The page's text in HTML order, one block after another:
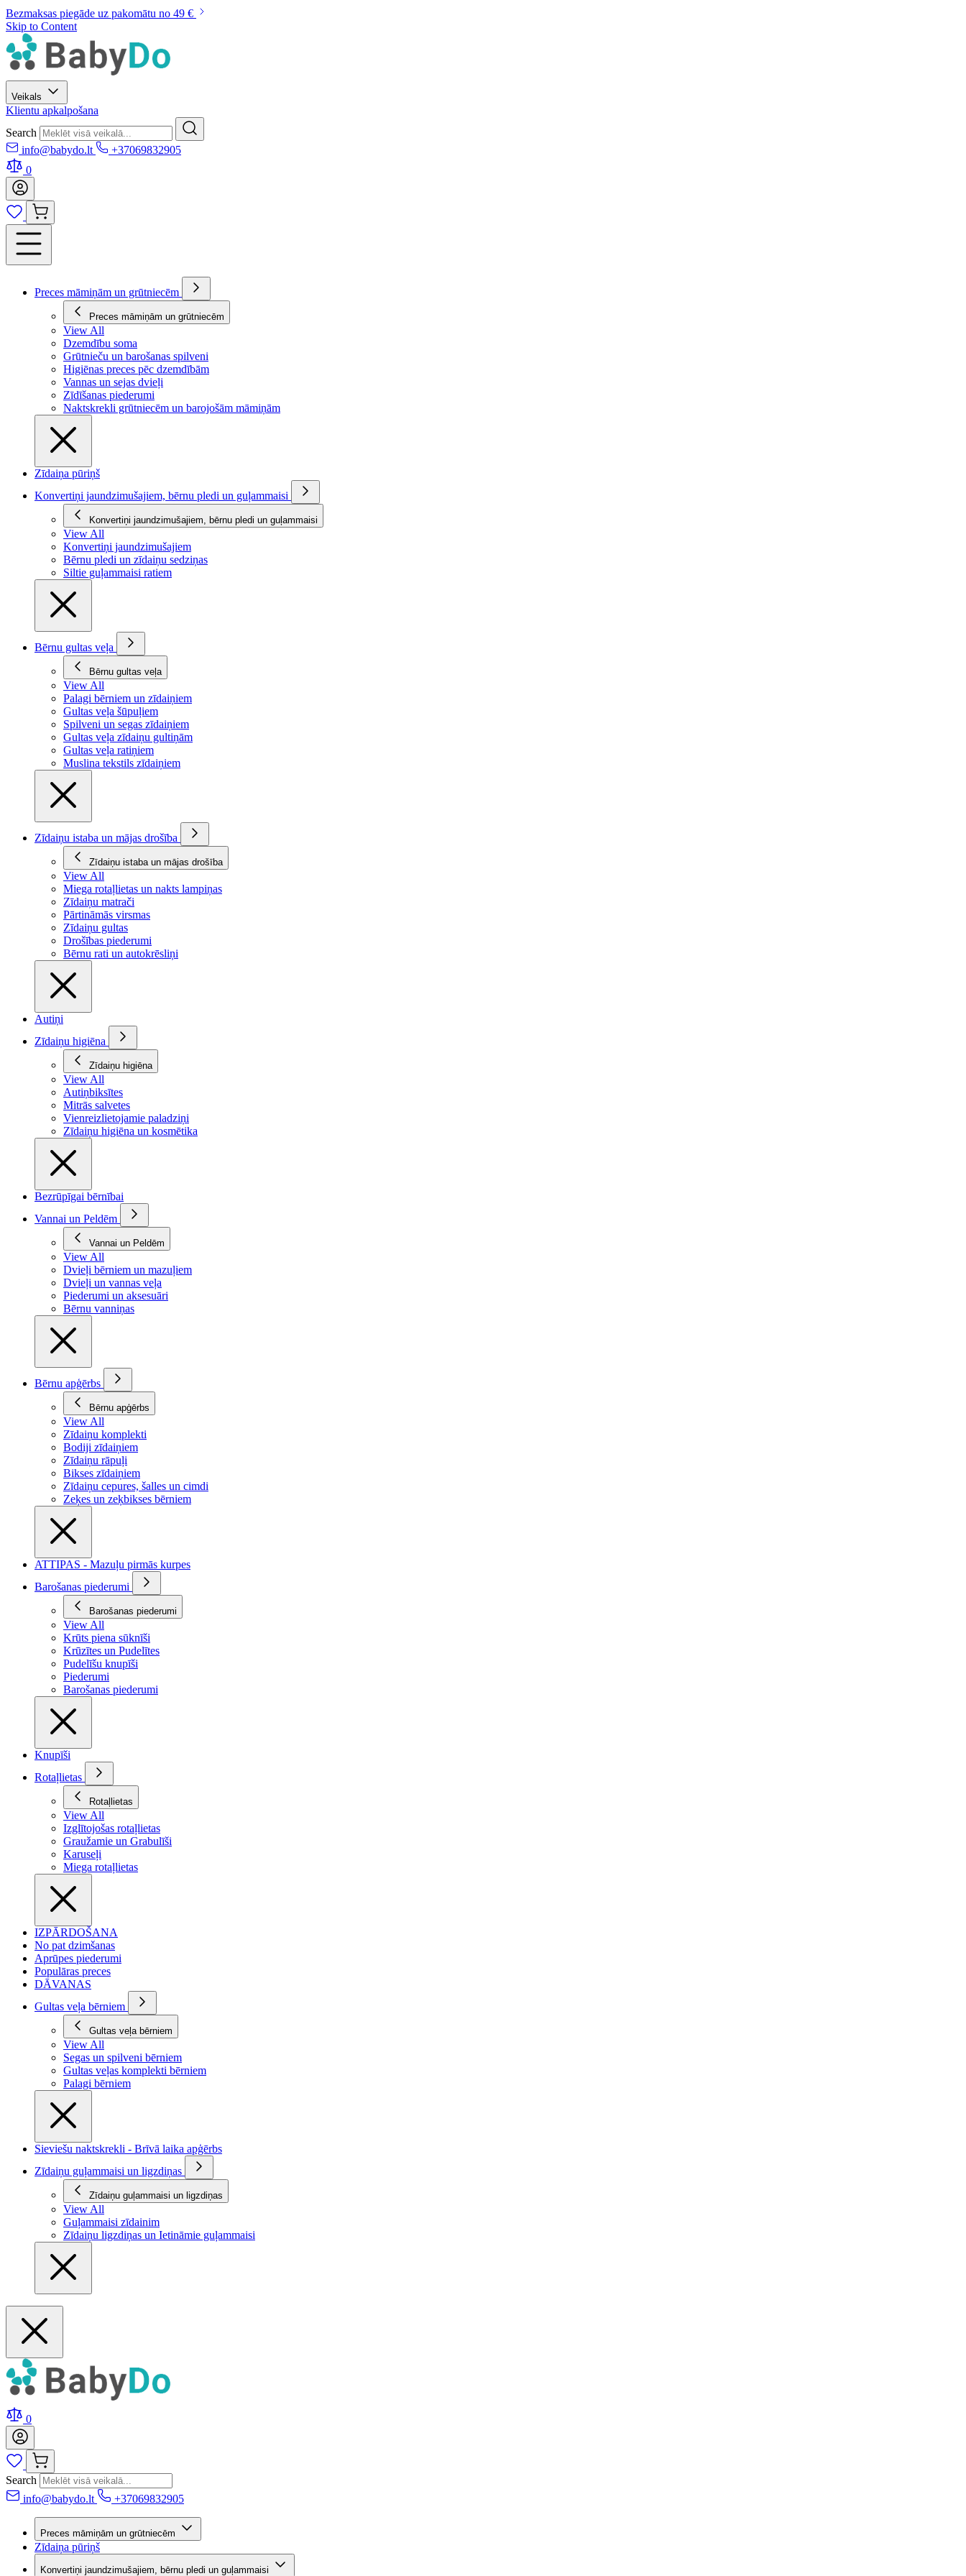
Bezmaksas piegāde uz pakomātu no 49 €
Skip to Content
Veikals
Klientu apkalpošana
Search
info@babydo.lt
+37069832905
0
Preces māmiņām un grūtniecēm
Preces māmiņām un grūtniecēm
View All
Dzemdību soma
Grūtnieču un barošanas spilveni
Higiēnas preces pēc dzemdībām
Vannas un sejas dvieļi
Zīdīšanas piederumi
Naktskrekli grūtniecēm un barojošām māmiņām
Zīdaiņa pūriņš
Konvertiņi jaundzimušajiem, bērnu pledi un guļammaisi
Konvertiņi jaundzimušajiem, bērnu pledi un guļammaisi
View All
Konvertiņi jaundzimušajiem
Bērnu pledi un zīdaiņu sedziņas
Siltie guļammaisi ratiem
Bērnu gultas veļa
Bērnu gultas veļa
View All
Palagi bērniem un zīdaiņiem
Gultas veļa šūpuļiem
Spilveni un segas zīdaiņiem
Gultas veļa zīdaiņu gultiņām
Gultas veļa ratiņiem
Muslina tekstils zīdaiņiem
Zīdaiņu istaba un mājas drošība
Zīdaiņu istaba un mājas drošība
View All
Miega rotaļlietas un nakts lampiņas
Zīdaiņu matrači
Pārtināmās virsmas
Zīdaiņu gultas
Drošības piederumi
Bērnu rati un autokrēsliņi
Autiņi
Zīdaiņu higiēna
Zīdaiņu higiēna
View All
Autiņbiksītes
Mitrās salvetes
Vienreizlietojamie paladziņi
Zīdaiņu higiēna un kosmētika
Bezrūpīgai bērnībai
Vannai un Peldēm
Vannai un Peldēm
View All
Dvieļi bērniem un mazuļiem
Dvieļi un vannas veļa
Piederumi un aksesuāri
Bērnu vanniņas
Bērnu apģērbs
Bērnu apģērbs
View All
Zīdaiņu komplekti
Bodiji zīdaiņiem
Zīdaiņu rāpuļi
Bikses zīdaiņiem
Zīdaiņu cepures, šalles un cimdi
Zeķes un zeķbikses bērniem
ATTIPAS - Mazuļu pirmās kurpes
Barošanas piederumi
Barošanas piederumi
View All
Krūts piena sūknīši
Krūzītes un Pudelītes
Pudelīšu knupīši
Piederumi
Barošanas piederumi
Knupīši
Rotaļlietas
Rotaļlietas
View All
Izglītojošas rotaļlietas
Graužamie un Grabulīši
Karuseļi
Miega rotaļlietas
IZPĀRDOŠANA
No pat dzimšanas
Aprūpes piederumi
Populāras preces
DĀVANAS
Gultas veļa bērniem
Gultas veļa bērniem
View All
Segas un spilveni bērniem
Gultas veļas komplekti bērniem
Palagi bērniem
Sieviešu naktskrekli - Brīvā laika apģērbs
Zīdaiņu guļammaisi un ligzdiņas
Zīdaiņu guļammaisi un ligzdiņas
View All
Guļammaisi zīdainim
Zīdaiņu ligzdiņas un Ietināmie guļammaisi
0
Search
info@babydo.lt
+37069832905
Preces māmiņām un grūtniecēm
Zīdaiņa pūriņš
Konvertiņi jaundzimušajiem, bērnu pledi un guļammaisi